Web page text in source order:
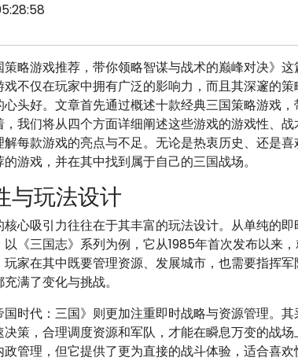
策略游戏推荐，带你领略智谋与战术的巅峰对决》
不仅在玩家中拥有广泛的影响力，而且其深邃的
心头好。文章首先通过概述十款经典三国策略游戏
我们将从四个方面详细阐述这些游戏的游戏性、
每款游戏的亮点与不足。无论是热衷历史、还是
游戏，并在其中找到属于自己的三国战场。
与玩法设计
心吸引力往往在于其丰富的玩法设计。从单纯的
《三国志》系列为例，它从1985年首次发布以来
家在其中既要管理资源、发展城市，也需要指挥
满了变化与挑战。
时代：三国》则更加注重即时战略与资源管理。
策，合理调度资源和军队，才能在瞬息万变的战
管理，但它提供了更为直接的战斗体验，适合喜欢